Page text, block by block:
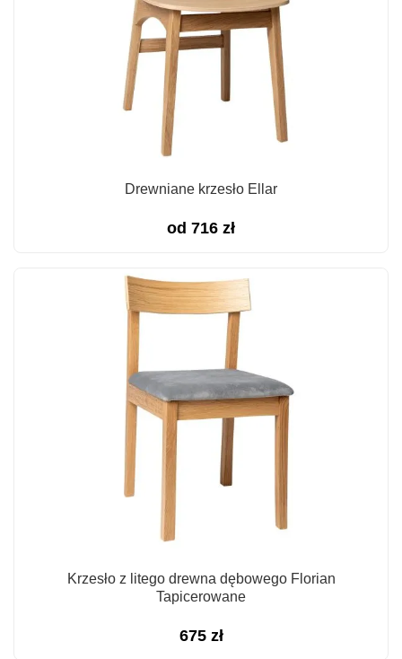
Drewniane krzesło Ellar
od 716 zł
Krzesło z litego drewna dębowego Florian
Tapicerowane
675 zł